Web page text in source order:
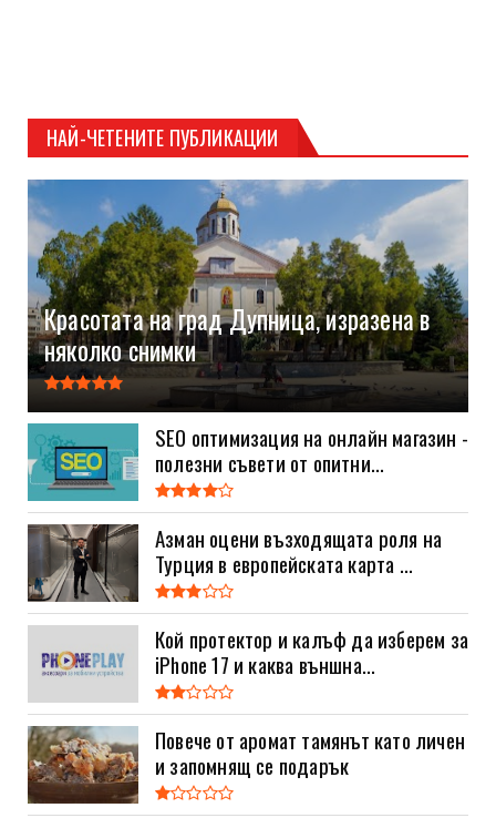
НАЙ-ЧЕТЕНИТЕ ПУБЛИКАЦИИ
Красотата на град Дупница, изразена в
няколко снимки
SEO оптимизация на онлайн магазин -
полезни съвети от опитни...
Азман оцени възходящата роля на
Турция в европейската карта ...
Кой протектор и калъф да изберем за
iPhone 17 и каква външна...
Повече от аромат тамянът като личен
и запомнящ се подарък